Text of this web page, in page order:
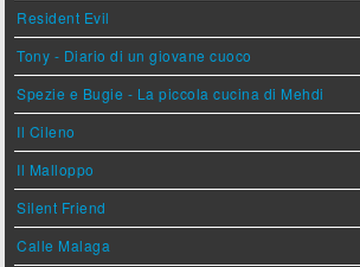
Resident Evil
Tony - Diario di un giovane cuoco
Spezie e Bugie - La piccola cucina di Mehdi
Il Cileno
Il Malloppo
Silent Friend
Calle Malaga